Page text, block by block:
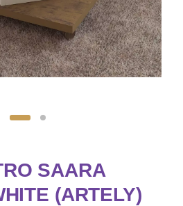
SAARA
(ARTELY)